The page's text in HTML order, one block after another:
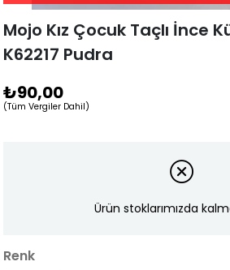
Mojo Kız Çocuk Taçlı İnce
K62217 Pudra
₺90,00
(Tüm Vergiler Dahil)
Ürün stoklarımızda
Renk